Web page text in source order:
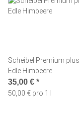
Scheibel Premium plus
Edle Himbeere
35,00 € *
50,00 € pro 1 l